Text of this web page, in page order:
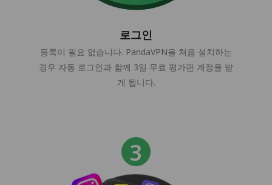
로그인
등록이 필요 없습니다. PandaVPN을 처음 설치하는
경우 자동 로그인과 함께 3일 무료 평가판 계정을 받
게 됩니다.